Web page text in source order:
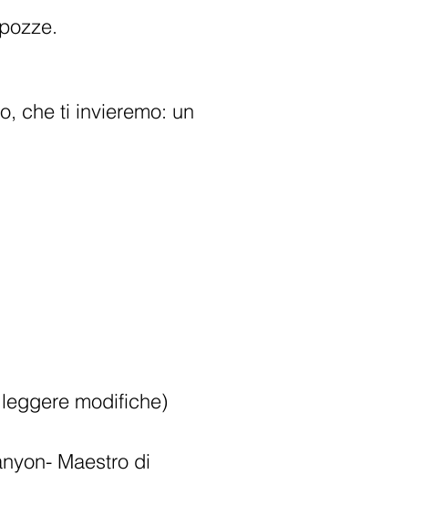
che ti invieremo: un
modifiche)
Maestro di